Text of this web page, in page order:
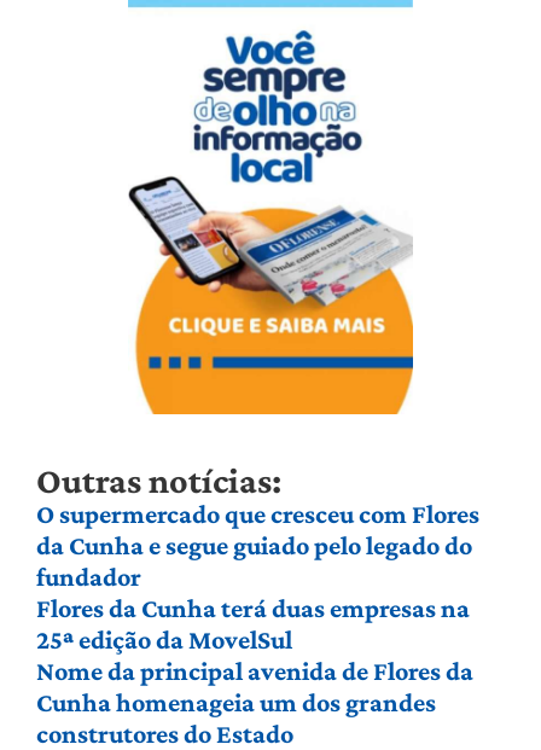
Outras notícias:
O supermercado que cresceu com Flores
da Cunha e segue guiado pelo legado do
fundador
Flores da Cunha terá duas empresas na
25ª edição da MovelSul
Nome da principal avenida de Flores da
Cunha homenageia um dos grandes
construtores do Estado